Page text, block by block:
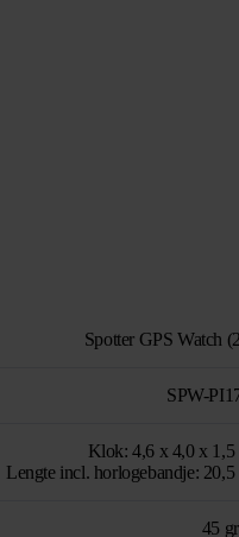
Spotter GPS Watch
SPW-
Klok: 4,6 x 4,0 x 1,5
Lengte incl. horlogebandje: 20,5
45